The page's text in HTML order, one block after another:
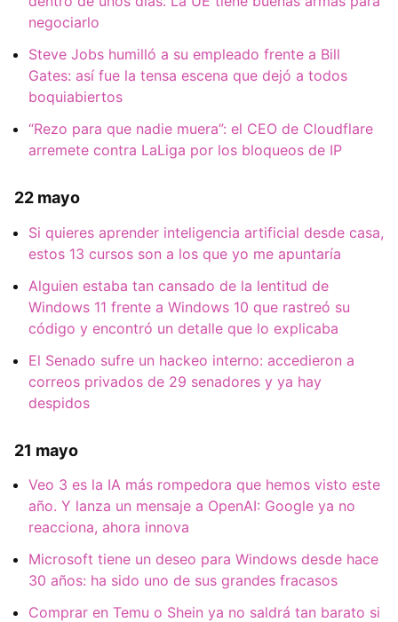
negociarlo
Steve Jobs humilló a su empleado frente a Bill
Gates: así fue la tensa escena que dejó a todos
boquiabiertos
“Rezo para que nadie muera”: el CEO de Cloudflare
arremete contra LaLiga por los bloqueos de IP
22 mayo
Si quieres aprender inteligencia artificial desde casa,
estos 13 cursos son a los que yo me apuntaría
Alguien estaba tan cansado de la lentitud de
Windows 11 frente a Windows 10 que rastreó su
código y encontró un detalle que lo explicaba
El Senado sufre un hackeo interno: accedieron a
correos privados de 29 senadores y ya hay
despidos
21 mayo
Veo 3 es la IA más rompedora que hemos visto este
año. Y lanza un mensaje a OpenAI: Google ya no
reacciona, ahora innova
Microsoft tiene un deseo para Windows desde hace
30 años: ha sido uno de sus grandes fracasos
Comprar en Temu o Shein ya no saldrá tan barato si